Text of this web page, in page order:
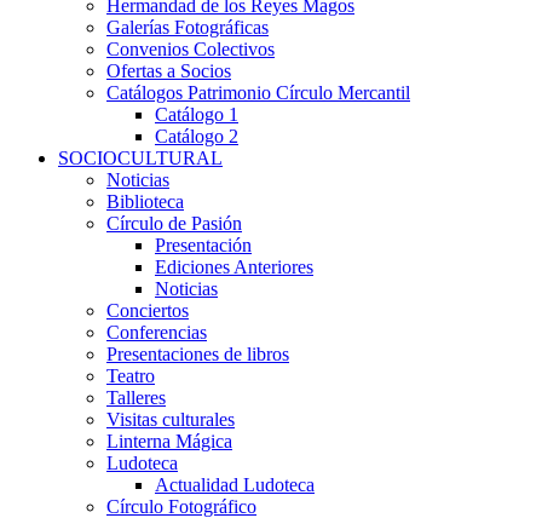
Hermandad de los Reyes Magos
Galerías Fotográficas
Convenios Colectivos
Ofertas a Socios
Catálogos Patrimonio Círculo Mercantil
Catálogo 1
Catálogo 2
SOCIOCULTURAL
Noticias
Biblioteca
Círculo de Pasión
Presentación
Ediciones Anteriores
Noticias
Conciertos
Conferencias
Presentaciones de libros
Teatro
Talleres
Visitas culturales
Linterna Mágica
Ludoteca
Actualidad Ludoteca
Círculo Fotográfico